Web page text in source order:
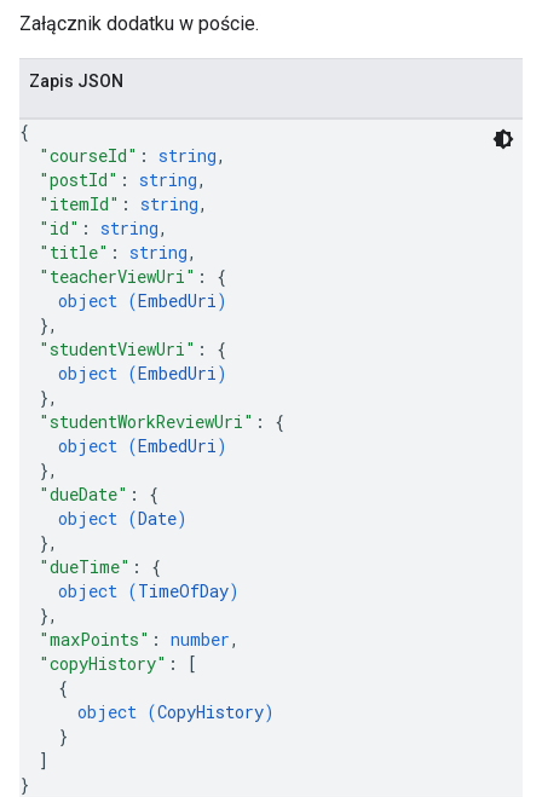
Załącznik dodatku w poście.
Zapis JSON
{
"courseId" : string,
"postId" : string,
"itemId" : string,
"id" : string,
"title" : string,
"teacherViewUri" : {
object (EmbedUri)
},
"studentViewUri" : {
object (EmbedUri)
},
"studentWorkReviewUri" : {
object (EmbedUri)
},
"dueDate" : {
object (Date)
},
"dueTime" : {
object (TimeOfDay)
},
"maxPoints" : number,
"copyHistory" :
[
{
object (CopyHistory)
}
]
}